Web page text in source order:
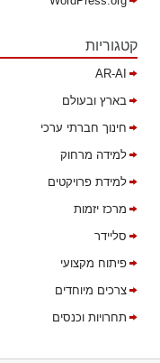
קטגוריות
AR-AI
בארץ ובעולם
חינוך חברתי ערכי
למידה מרחוק
למידת פרויקטים
מרכז יזמות
סליידר
פיתוח מקצועי
צרכים מיוחדים
תחרויות וכנסים